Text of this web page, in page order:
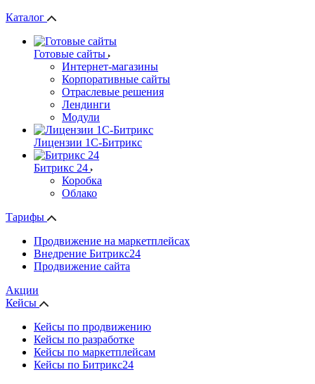
Каталог
Готовые сайты
Интернет-магазины
Корпоративные сайты
Отраслевые решения
Лендинги
Модули
Лицензии 1С-Битрикс
Битрикс 24
Коробка
Облако
Тарифы
Продвижение на маркетплейсах
Внедрение Битрикс24
Продвижение сайта
Акции
Кейсы
Кейсы по продвижению
Кейсы по разработке
Кейсы по маркетплейсам
Кейсы по Битрикс24